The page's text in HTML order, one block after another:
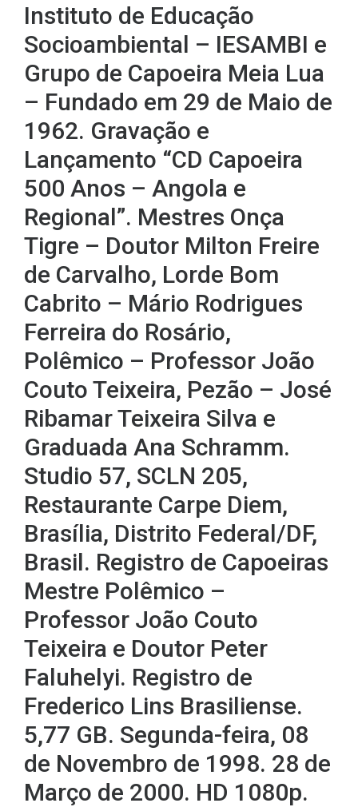
Instituto de Educação
Socioambiental – IESAMBI e
Grupo de Capoeira Meia Lua
– Fundado em 29 de Maio de
1962. Gravação e
Lançamento “CD Capoeira
500 Anos – Angola e
Regional”. Mestres Onça
Tigre – Doutor Milton Freire
de Carvalho, Lorde Bom
Cabrito – Mário Rodrigues
Ferreira do Rosário,
Polêmico – Professor João
Couto Teixeira, Pezão – José
Ribamar Teixeira Silva e
Graduada Ana Schramm.
Studio 57, SCLN 205,
Restaurante Carpe Diem,
Brasília, Distrito Federal/DF,
Brasil. Registro de Capoeiras
Mestre Polêmico –
Professor João Couto
Teixeira e Doutor Peter
Faluhelyi. Registro de
Frederico Lins Brasiliense.
5,77 GB. Segunda-feira, 08
de Novembro de 1998. 28 de
Março de 2000. HD 1080p.